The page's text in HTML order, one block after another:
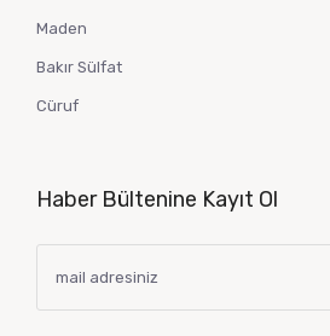
Maden
Bakır Sülfat
Cüruf
Haber Bültenine Kayıt Ol